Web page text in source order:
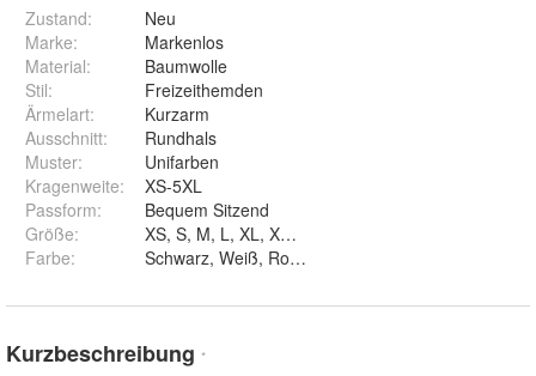
Zustand:
Neu
Marke:
Markenlos
Material:
Baumwolle
Stil:
Freizeithemden
Ärmelart:
Kurzarm
Ausschnitt:
Rundhals
Muster:
Unifarben
Kragenweite:
XS-5XL
Passform:
Bequem Sitzend
Größe:
Farbe:
Kurzbeschreibung *